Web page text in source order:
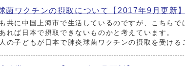
菌ワクチンの摂取について【2017年9月更新】
共に中国上海市で生活しているのですが、こちら
れば日本で摂取できないものかと考えています。
の子どもが日本で肺炎球菌ワクチンの摂取を受ける